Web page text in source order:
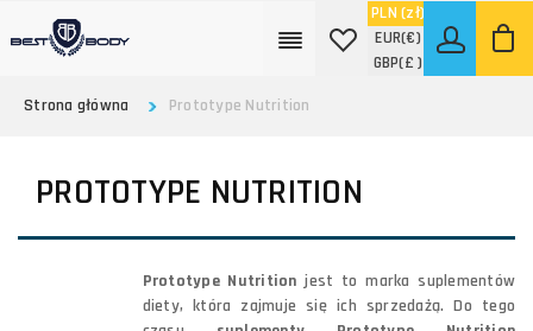
PLN (zł)
EUR(€)
GBP(£ )
Strona główna
Prototype Nutrition
PROTOTYPE NUTRITION
Prototype Nutrition jest to marka suplementów
diety, która zajmuje się ich sprzedażą. Do tego